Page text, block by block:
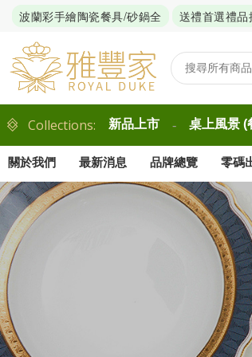
波蘭彩手繪陶瓷餐具/砂鍋全 送禮首選禮
Collections: 新品上市 - 桌上風景 (
關於我們 最新消息 品牌總覽 零碼